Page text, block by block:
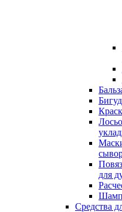
для
Средства